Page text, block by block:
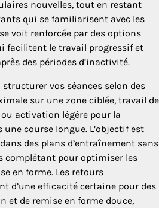
nouvelles, tout en restant
qui se familiarisent avec les
voit renforcée par des options
facilitent le travail progressif et
des périodes d’inactivité.
vos séances selon des
sur une zone ciblée, travail de
activation légère pour la
course longue. L’objectif est
des plans d’entraînement sans
complétant pour optimiser les
en forme. Les retours
d’une efficacité certaine pour des
et de remise en forme douce,